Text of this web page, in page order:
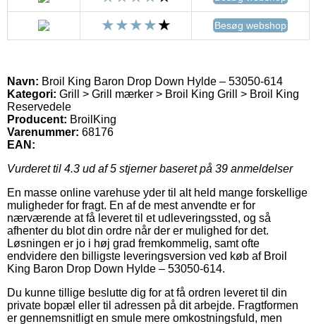
Besøg webshop
Navn: Broil King Baron Drop Down Hylde – 53050-614
Kategori: Grill > Grill mærker > Broil King Grill > Broil King
Reservedele
Producent: BroilKing
Varenummer: 68176
EAN:
Vurderet til 4.3 ud af 5 stjerner baseret på 39 anmeldelser
En masse online varehuse yder til alt held mange forskellige
muligheder for fragt. En af de mest anvendte er for
nærværende at få leveret til et udleveringssted, og så
afhenter du blot din ordre når der er mulighed for det.
Løsningen er jo i høj grad fremkommelig, samt ofte
endvidere den billigste leveringsversion ved køb af Broil
King Baron Drop Down Hylde – 53050-614.
Du kunne tillige beslutte dig for at få ordren leveret til din
private bopæl eller til adressen på dit arbejde. Fragtformen
er gennemsnitligt en smule mere omkostningsfuld, men